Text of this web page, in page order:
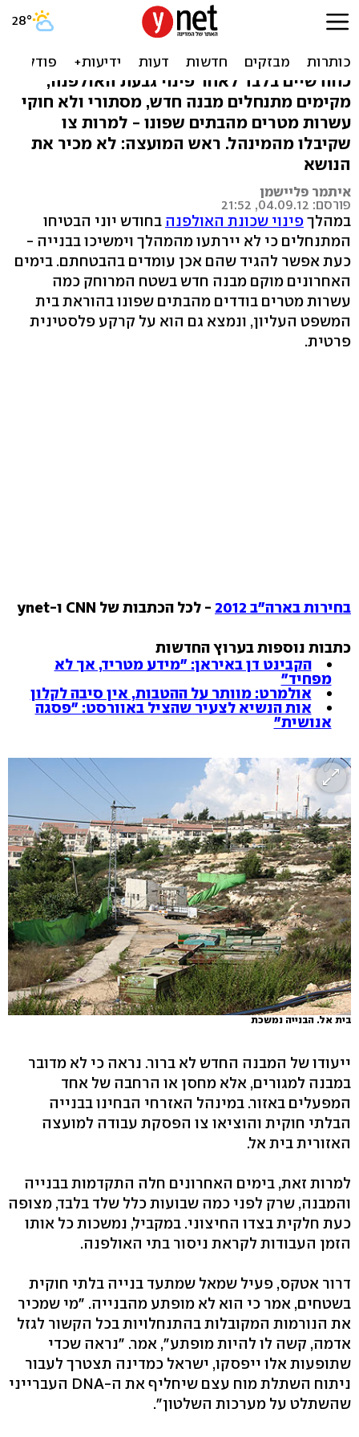
הניסור הבא? מבנה לא חוקי
מוקם בבית אל
כחודשיים בלבד לאחר פינוי גבעת האולפנה,
מקימים מתנחלים מבנה חדש, מסתורי ולא חוקי
עשרות מטרים מהבתים שפונו - למרות צו
שקיבלו מהמינהל. ראש המועצה: לא מכיר את
הנושא
איתמר פליישמן
פורסם: 04.09.12, 21:52
במהלךפינוי שכונת האולפנה בחודש יוני הבטיחו
המתנחלים כי לא יירתעו מהמהלך וימשיכו בבנייה -
כעת אפשר להגיד שהם אכן עומדים בהבטחתם. בימים
האחרונים מוקם מבנה חדש בשטח המרוחק כמה
עשרות מטרים בודדים מהבתים שפונו בהוראת בית
המשפט העליון, ונמצא גם הוא על קרקע פלסטינית
פרטית.
בחירות בארה"ב 2012 - לכל הכתבות של CNN ו-ynet
כתבות נוספות בערוץ החדשות
הקבינט דן באיראן: "מידע מטריד, אך לא
מפחיד"
אולמרט: מוותר על ההטבות, אין סיבה לקלון
אות הנשיא לצעיר שהציל באוורסט: "פסגה
אנושית"
בית אל. הבנייה נמשכת
ייעודו של המבנה החדש לא ברור. נראה כי לא מדובר
במבנה למגורים, אלא מחסן או הרחבה של אחד
המפעלים באזור. במינהל האזרחי הבחינו בבנייה
הבלתי חוקית והוציאו צו הפסקת עבודה למועצה
האזורית בית אל.
למרות זאת, בימים האחרונים חלה התקדמות בבנייה
והמבנה, שרק לפני כמה שבועות כלל שלד בלבד, מצופה
כעת חלקית בצדו החיצוני. במקביל, נמשכות כל אותו
הזמן העבודות לקראת ניסור בתי האולפנה.
דרור אטקס, פעיל שמאל שמתעד בנייה בלתי חוקית
בשטחים, אמר כי הוא לא מופתע מהבנייה. "מי שמכיר
את הנורמות המקובלות בהתנחלויות בכל הקשור לגזל
אדמה, קשה לו להיות מופתע", אמר. "נראה שכדי
שתופעות אלו ייפסקו, ישראל כמדינה תצטרך לעבור
ניתוח השתלת מוח עצם שיחליף את ה-DNA העברייני
שהשתלט על מערכות השלטון".